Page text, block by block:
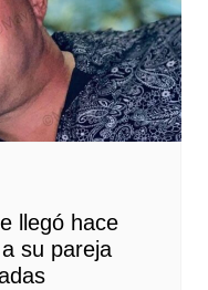
llegó hace
su pareja